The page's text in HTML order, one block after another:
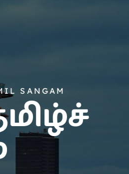
SANGAM